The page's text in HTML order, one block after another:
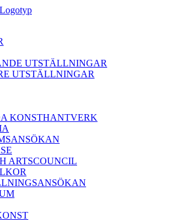
UTSTÄLLNINGAR
UTSTÄLLNINGAR
KONSTHANTVERK
ARTSCOUNCIL